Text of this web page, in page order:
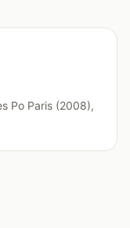
Po Paris (2008),